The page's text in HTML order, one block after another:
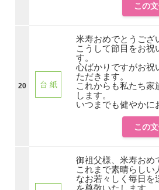
この
20 台 紙
米寿おめでとうござ
こうして節目をお祝
す。
心ばかりですがお祝
ただきます。
これからも私たち家
します。
いつまでも健やかに
この
御祖父様、米寿おめ
これまで素晴らしい
なお若々しく毎日を
を尊敬いたします。